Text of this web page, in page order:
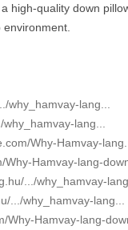
high-quality down
why_hamvay-lang...
lang...
Why-Hamvay-lang...
Hamvay-lang-
.../why_hamvay-
.../why_hamvay-lang...
Why-Hamvay-lang-